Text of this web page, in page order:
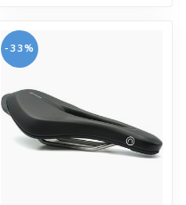
-33%